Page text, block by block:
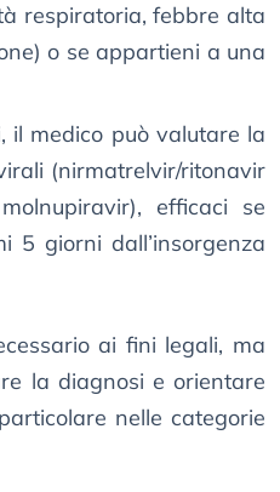
respiratoria, febbre alta
o se appartieni a una
il medico può valutare la
(nirmatrelvir/ritonavir
efficaci se
5 giorni dall’insorgenza
ai fini legali, ma
la diagnosi e orientare
nelle categorie